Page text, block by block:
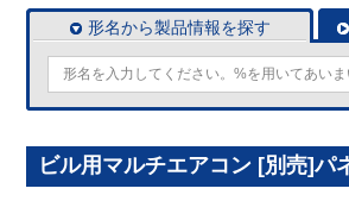
形名から製品情報を探す
ビル用マルチエアコン [別売]パ